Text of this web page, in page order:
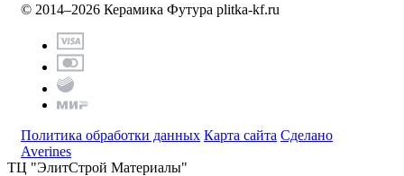
© 2014–2026 Керамика Футура plitka-kf.ru
Политика обработки данных Карта сайта Сделано
Averines
ТЦ "ЭлитСтрой Материалы"